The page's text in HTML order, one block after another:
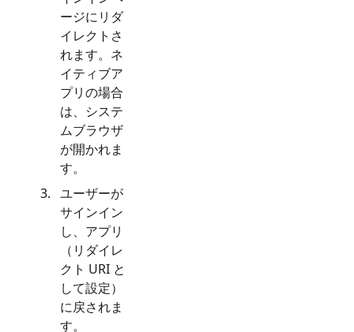
ージにリダ
イレクトさ
れます。ネ
イティブア
プリの場合
は、システ
ムブラウザ
が開かれま
す。
ユーザーが
サインイン
し、アプリ
（リダイレ
クト URI と
して設定）
に戻されま
す。